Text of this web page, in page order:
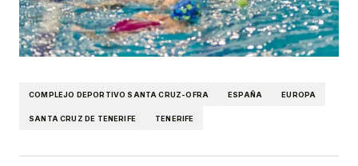
COMPLEJO DEPORTIVO SANTA CRUZ-OFRA ESPAÑA EUROPA
SANTA CRUZ DE TENERIFE TENERIFE